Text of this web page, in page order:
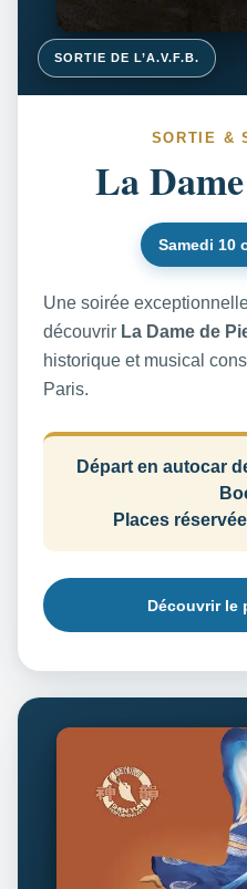
SORTIE DE L’A.V.F.B.
SORTIE &
La
Samedi 10
Une soirée
découvrir La Dame de
historique et musical
Paris.
Départ en autocar
Places
Découvrir le